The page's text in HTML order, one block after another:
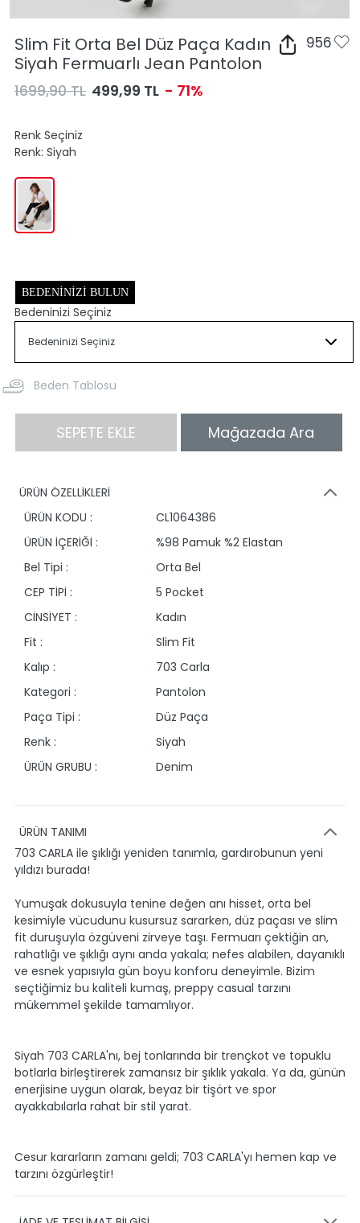
Slim Fit Orta Bel Düz Paça Kadın
Siyah Fermuarlı Jean Pantolon
956
1699,90 TL 499,99 TL - 71%
Renk Seçiniz
Renk: Siyah
BEDENINIZI BULUN
Bedeninizi Seçiniz
Beden Tablosu
SEPETE EKLE Mağazada Ara
ÜRÜN ÖZELLİKLERİ
ÜRÜN KODU :
CL1064386
ÜRÜN İÇERİĞİ :
%98 Pamuk %2 Elastan
Bel Tipi :
Orta Bel
CEP TİPİ :
5 Pocket
CİNSİYET :
Kadın
Fit :
Slim Fit
Kalıp :
703 Carla
Kategori :
Pantolon
Paça Tipi :
Düz Paça
Renk :
Siyah
ÜRÜN GRUBU :
Denim
ÜRÜN TANIMI
703 CARLA ile şıklığı yeniden tanımla, gardırobunun yeni
yıldızı burada!
Yumuşak dokusuyla tenine değen anı hisset, orta bel
kesimiyle vücudunu kusursuz sararken, düz paçası ve slim
fit duruşuyla özgüveni zirveye taşı. Fermuarı çektiğin an,
rahatlığı ve şıklığı aynı anda yakala; nefes alabilen, dayanıklı
ve esnek yapısıyla gün boyu konforu deneyimle. Bizim
seçtiğimiz bu kaliteli kumaş, preppy casual tarzını
mükemmel şekilde tamamlıyor.
Siyah 703 CARLA'nı, bej tonlarında bir trençkot ve topuklu
botlarla birleştirerek zamansız bir şıklık yakala. Ya da, günün
enerjisine uygun olarak, beyaz bir tişört ve spor
ayakkabılarla rahat bir stil yarat.
Cesur kararların zamanı geldi; 703 CARLA'yı hemen kap ve
tarzını özgürleştir!